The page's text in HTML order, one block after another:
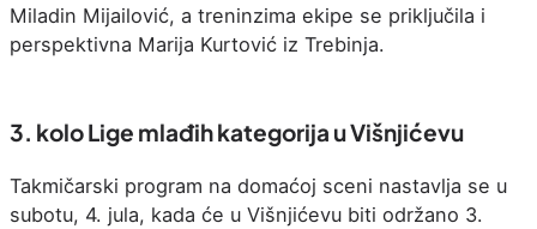
Miladin Mijailović, a treninzima ekipe se priključila i
perspektivna Marija Kurtović iz Trebinja.
3. kolo Lige mlađih kategorija u Višnjićevu
Takmičarski program na domaćoj sceni nastavlja se u
subotu, 4. jula, kada će u Višnjićevu biti održano 3.